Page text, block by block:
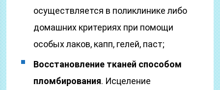
осуществляется в поликлинике либо
домашних критериях при помощи
особых лаков, капп, гелей, паст;
Восстановление тканей способом
пломбирования. Исцеление